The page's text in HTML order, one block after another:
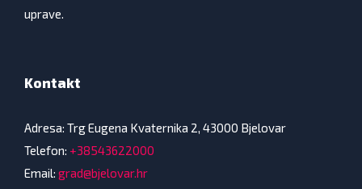
uprave.
Kontakt
Adresa: Trg Eugena Kvaternika 2, 43000 Bjelovar
Telefon: +38543622000
Email: grad@bjelovar.hr